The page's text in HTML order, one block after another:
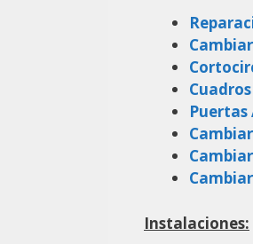
Instalaciones: